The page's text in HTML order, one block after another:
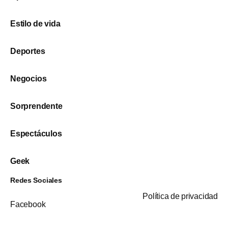
Estilo de vida
Deportes
Negocios
Sorprendente
Espectáculos
Geek
Redes Sociales
Facebook
Política de privacidad